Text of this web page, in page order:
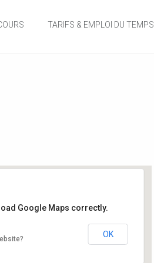
TARIFS & EMPLOI DU TEMPS
de l'hôtel de ville - Buxerolles
Google Maps correctly.
OK